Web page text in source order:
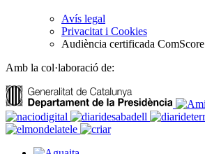
Avís legal
Privacitat i Cookies
Audiència certificada ComScore
Amb la col·laboració de: